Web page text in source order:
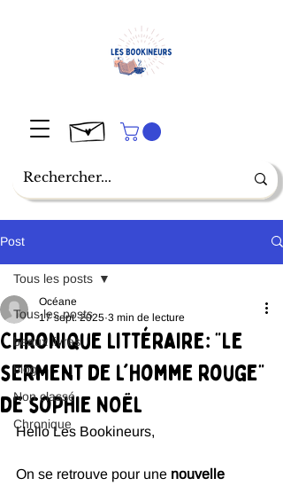
Post
Tous les posts
beaux livres
blog
Non classé
Chronique
Tous les posts
Chronique littéraire: "Le
serment de l'homme rouge"
de sophie NOël
Océane
17 sept. 2025 3 min de lecture
Hello Les Bookineurs,
On se retrouve pour une nouvelle